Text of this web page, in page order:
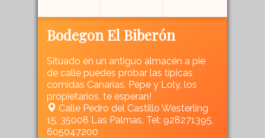
Bodegon El Biberón
Situado en un antiguo almacén a pie
de calle puedes probar las típicas
comidas Canarias. Pepe y Loly, los
propietarios, te esperan!
Calle Pedro del Castillo Westerling
15, 35008 Las Palmas, Tel: 928271395,
605047200